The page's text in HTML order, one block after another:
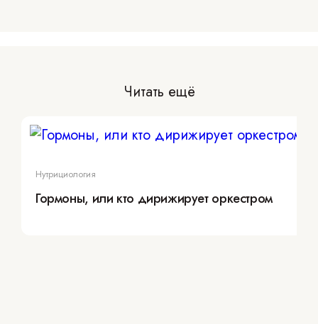
Читать ещё
Нутрициология
Гормоны, или кто дирижирует оркестром